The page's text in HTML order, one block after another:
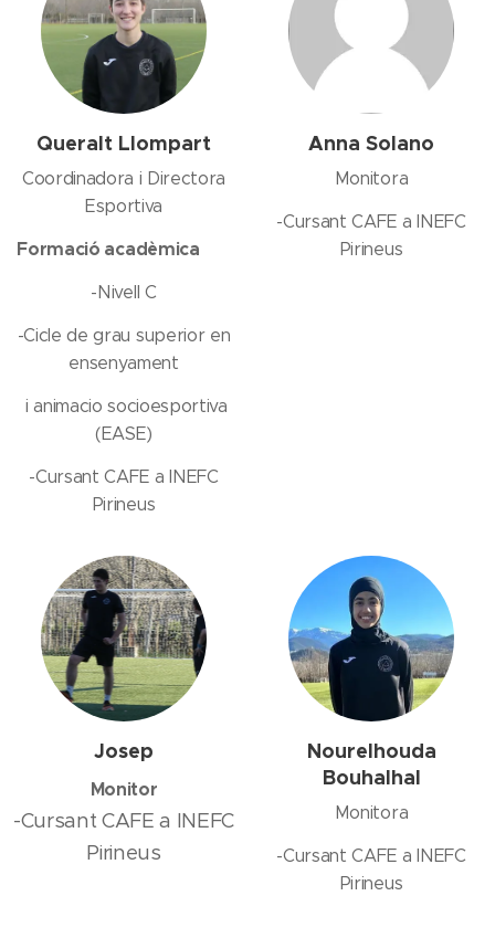
Queralt Llompart
Coordinadora i Directora
Esportiva
Formació acadèmica
-Nivell C
-Cicle de grau superior en
ensenyament
i animacio socioesportiva
(EASE)
-Cursant CAFE a INEFC
Pirineus
Anna Solano
Monitora
-Cursant CAFE a INEFC
Pirineus
Josep
Monitor
-Cursant CAFE a INEFC
Pirineus
Nourelhouda
Bouhalhal
Monitora
-Cursant CAFE a INEFC
Pirineus